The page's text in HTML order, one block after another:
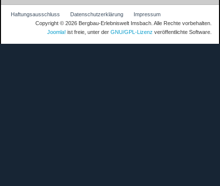
Haftungsausschluss Datenschutzerklärung
Impressum
Copyright © 2026 Bergbau-Erlebniswelt Imsbach. Alle Rechte vorbehalten.
Joomla! ist freie, unter der GNU/GPL-Lizenz veröffentlichte Software.